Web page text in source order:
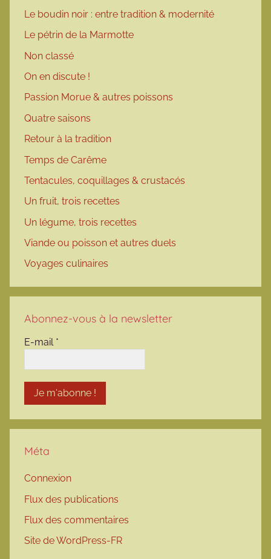
Le boudin noir : entre tradition & modernité
Le pétrin de la Marmotte
Non classé
On en discute !
Passion Morue & autres poissons
Quatre saisons
Retour à la tradition
Temps de Carême
Tentacules, coquillages & crustacés
Un fruit, trois recettes
Un légume, trois recettes
Viande ou poisson et autres duels
Voyages culinaires
Abonnez-vous à la newsletter
E-mail *
Méta
Connexion
Flux des publications
Flux des commentaires
Site de WordPress-FR